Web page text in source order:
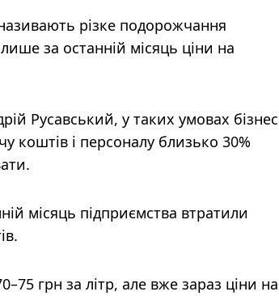
різке подорожчання
за останній місяць ціни на
Русавський, у таких умовах бізнес
коштів і персоналу близько 30%
місяць підприємства втратили
грн за літр, але вже зараз ціни на